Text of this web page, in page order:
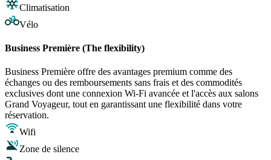
Climatisation
Vélo
Business Première (The flexibility)
Business Première offre des avantages premium comme des
échanges ou des remboursements sans frais et des commodités
exclusives dont une connexion Wi-Fi avancée et l'accès aux salons
Grand Voyageur, tout en garantissant une flexibilité dans votre
réservation.
Wifi
Zone de silence